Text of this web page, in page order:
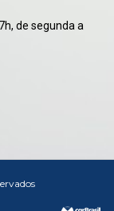
de segunda a